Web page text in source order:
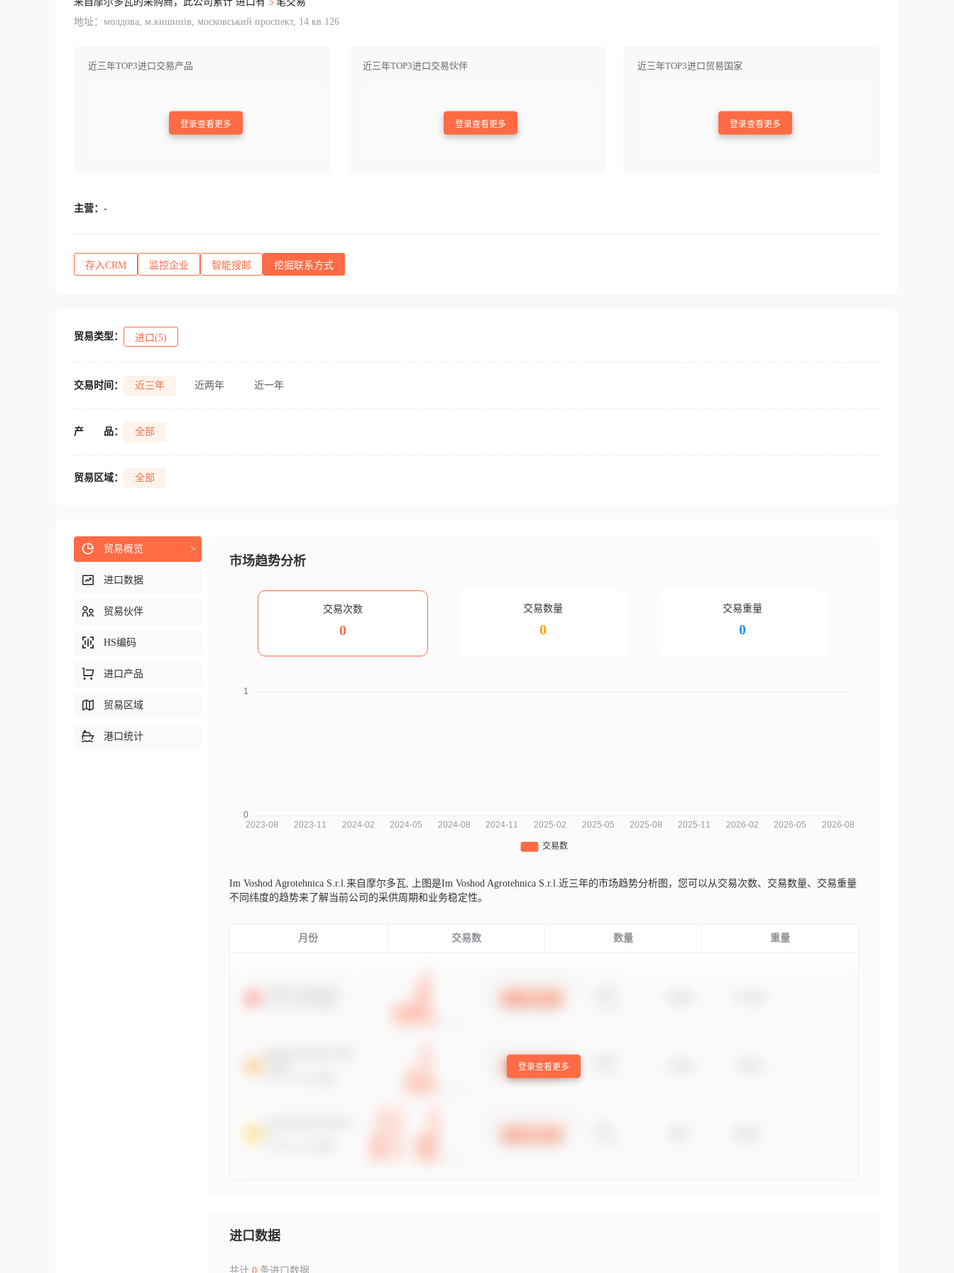
地址：молдова, м.кишинів, московський проспект, 14 кв.126
近三年TOP3进口交易产品
登录查看更多
近三年TOP3进口交易伙伴
登录查看更多
近三年TOP3进口贸易国家
登录查看更多
主营： -
存入CRM 监控企业 智能搜邮 挖掘联系方式
贸易类型： 进口(5)
交易时间： 近三年 近两年 近一年
产 品： 全部
贸易区域： 全部
市场趋势分析
交易次数
0
交易数量
0
交易重量
0
Im Voshod Agrotehnica S.r.l.来自摩尔多瓦,
上图是Im Voshod Agrotehnica S.r.l.近三年的市场趋势分析图，您可以从交易次数、交易数量、交易重量
不同纬度的趋势来了解当前公司的采供周期和业务稳定性。
月份 交易数 数量 重量
登录查看更多
进口数据
共计 0条进口数据
贸易概览 >
进口数据
贸易伙伴
HS编码
进口产品
贸易区域
港口统计